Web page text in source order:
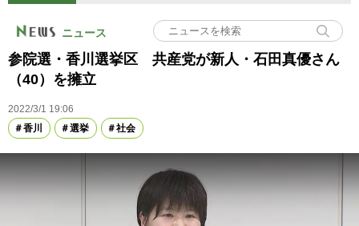
ニュース
参院選・香川選挙区 共産党が新人・石田真優さん
（40）を擁立
2022/3/1 19:06
香川
選挙 社会